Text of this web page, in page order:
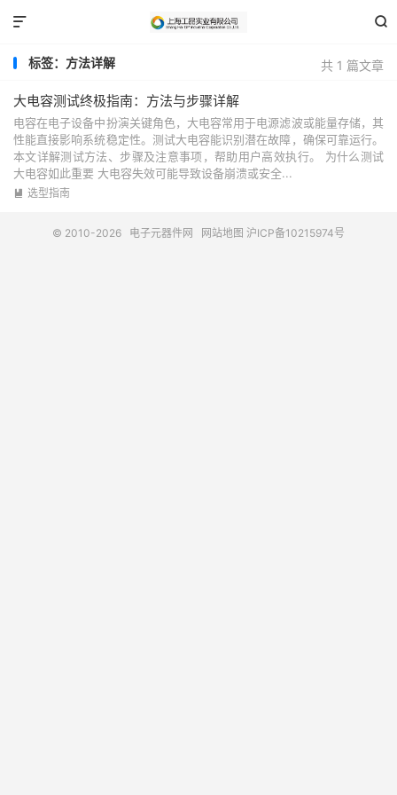


共 1 篇文章
标签：方法详解
大电容测试终极指南：方法与步骤详解
电容在电子设备中扮演关键角色，大电容常用于电源滤波或能量存储，其
性能直接影响系统稳定性。测试大电容能识别潜在故障，确保可靠运行。
本文详解测试方法、步骤及注意事项，帮助用户高效执行。 为什么测试
大电容如此重要 大电容失效可能导致设备崩溃或安全...
 选型指南
© 2010-2026 电子元器件网 网站地图 沪ICP备10215974号